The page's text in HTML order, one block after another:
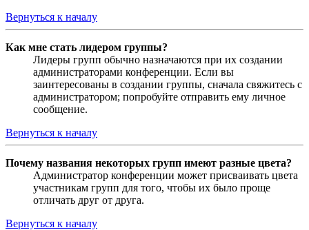
Вернуться к началу
Как мне стать лидером группы?
Лидеры групп обычно назначаются при их создании
администраторами конференции. Если вы
заинтересованы в создании группы, сначала свяжитесь с
администратором; попробуйте отправить ему личное
сообщение.
Вернуться к началу
Почему названия некоторых групп имеют разные цвета?
Администратор конференции может присваивать цвета
участникам групп для того, чтобы их было проще
отличать друг от друга.
Вернуться к началу